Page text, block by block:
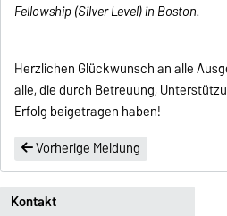
Fellowship (Silver Level) in Boston.
Herzlichen Glückwunsch an alle
alle, die durch Betreuung,
Erfolg beigetragen haben!
Vorherige Meldung
Kontakt